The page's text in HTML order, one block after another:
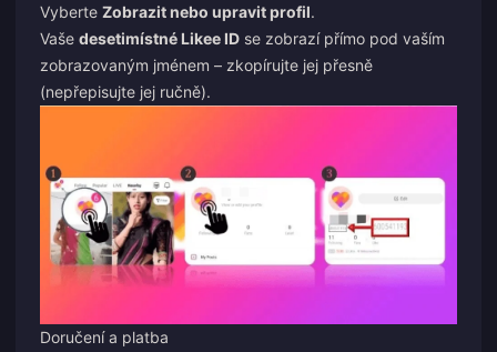
Vyberte Zobrazit nebo upravit profil.
Vaše desetimístné Likee ID se zobrazí přímo pod vaším
zobrazovaným jménem – zkopírujte jej přesně
(nepřepisujte jej ručně).
Doručení a platba